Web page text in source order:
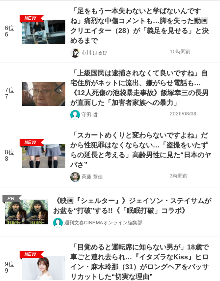
6位
6
NEW
「足をもう一本失わないと学ばないんです
ね」痛烈な中傷コメントも…脚を失った動画
クリエイター（28）が「義足を見せる」と決
めるまで
市川 はるひ 10時間前
7位
7
「上級国民は逮捕されなくて良いですね」自
宅住所がネットに流出、嫌がらせ電話も…
《12人死傷の池袋暴走事故》飯塚幸三の長男
が直面した「加害者家族への暴力」
守田 哲 2026/08/08
8位
8
NEW
「スカートめくりと変わらないですよね」だ
から性犯罪はなくならない…「盗撮をいたず
らの延長と考える」高齢男性に見た“日本のヤ
バさ”
斉藤 章佳 3時間前
PR
《映画『シェルター』》ジェイソン・ステイサムが
お盆を“打破”する!!《「眠眠打破」コラボ》
週刊文春CINEMAオンライン編集部
9位
9
NEW
「目覚めると運転席に知らない男が」18歳で
車ごと連れ去られ…『イタズラなKiss』ヒロ
イン・麻木玲那（31）がロングヘアをバッサ
リカットした“切実な理由”